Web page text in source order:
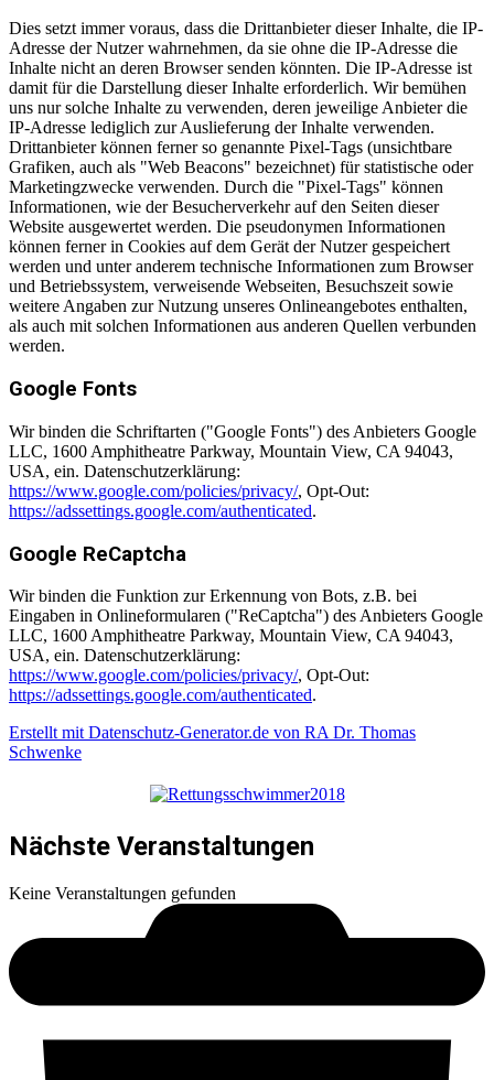
Dies setzt immer voraus, dass die Drittanbieter dieser Inhalte, die IP-
Adresse der Nutzer wahrnehmen, da sie ohne die IP-Adresse die
Inhalte nicht an deren Browser senden könnten. Die IP-Adresse ist
damit für die Darstellung dieser Inhalte erforderlich. Wir bemühen
uns nur solche Inhalte zu verwenden, deren jeweilige Anbieter die
IP-Adresse lediglich zur Auslieferung der Inhalte verwenden.
Drittanbieter können ferner so genannte Pixel-Tags (unsichtbare
Grafiken, auch als "Web Beacons" bezeichnet) für statistische oder
Marketingzwecke verwenden. Durch die "Pixel-Tags" können
Informationen, wie der Besucherverkehr auf den Seiten dieser
Website ausgewertet werden. Die pseudonymen Informationen
können ferner in Cookies auf dem Gerät der Nutzer gespeichert
werden und unter anderem technische Informationen zum Browser
und Betriebssystem, verweisende Webseiten, Besuchszeit sowie
weitere Angaben zur Nutzung unseres Onlineangebotes enthalten,
als auch mit solchen Informationen aus anderen Quellen verbunden
werden.
Google Fonts
Wir binden die Schriftarten ("Google Fonts") des Anbieters Google
LLC, 1600 Amphitheatre Parkway, Mountain View, CA 94043,
USA, ein. Datenschutzerklärung:
https://www.google.com/policies/privacy/, Opt-Out:
https://adssettings.google.com/authenticated.
Google ReCaptcha
Wir binden die Funktion zur Erkennung von Bots, z.B. bei
Eingaben in Onlineformularen ("ReCaptcha") des Anbieters Google
LLC, 1600 Amphitheatre Parkway, Mountain View, CA 94043,
USA, ein. Datenschutzerklärung:
https://www.google.com/policies/privacy/, Opt-Out:
https://adssettings.google.com/authenticated.
Erstellt mit Datenschutz-Generator.de von RA Dr. Thomas
Schwenke
Nächste Veranstaltungen
Keine Veranstaltungen gefunden